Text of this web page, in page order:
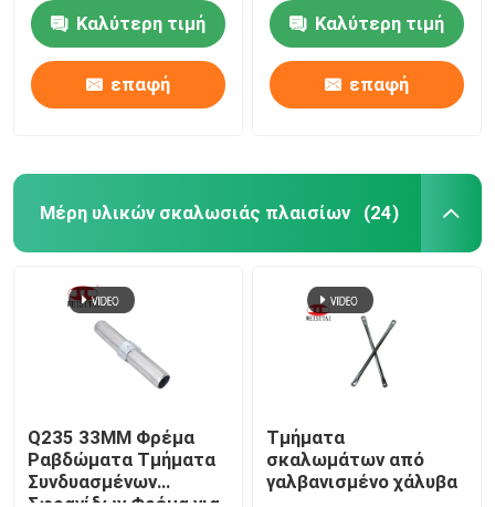
Καλύτερη τιμή
επαφή
Καλύτερη τιμή
επαφή
Μέρη υλικών σκαλωσιάς πλαισίων (24)
Q235 33MM Φρέμα
Ραβδώματα Τμήματα
Συνδυασμένων
Τμήματα
σκαλωμάτων από
γαλβανισμένο χάλυβα